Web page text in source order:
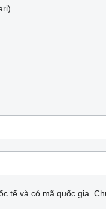
tế và có mã quốc gia.